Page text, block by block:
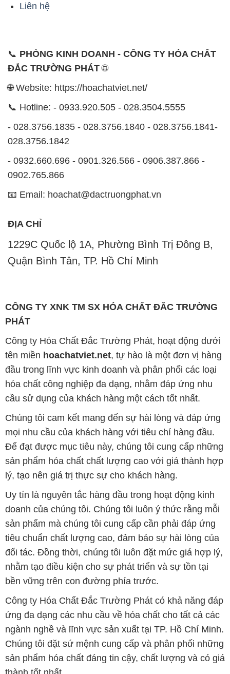
Liên hệ
📞 PHÒNG KINH DOANH - CÔNG TY HÓA CHẤT
ĐẮC TRƯỜNG PHÁT🌐
🌐 Website: https://hoachatviet.net/
📞 Hotline: - 0933.920.505 - 028.3504.5555
- 028.3756.1835 - 028.3756.1840 - 028.3756.1841-
028.3756.1842
- 0932.660.696 - 0901.326.566 - 0906.387.866 -
0902.765.866
📧 Email: hoachat@dactruongphat.vn
ĐỊA CHỈ
1229C Quốc lộ 1A, Phường Bình Trị Đông B,
Quận Bình Tân, TP. Hồ Chí Minh
CÔNG TY XNK TM SX HÓA CHẤT ĐẮC TRƯỜNG
PHÁT
Công ty Hóa Chất Đắc Trường Phát, hoạt động dưới
tên miền hoachatviet.net, tự hào là một đơn vị hàng
đầu trong lĩnh vực kinh doanh và phân phối các loại
hóa chất công nghiệp đa dạng, nhằm đáp ứng nhu
cầu sử dụng của khách hàng một cách tốt nhất.
Chúng tôi cam kết mang đến sự hài lòng và đáp ứng
mọi nhu cầu của khách hàng với tiêu chí hàng đầu.
Để đạt được mục tiêu này, chúng tôi cung cấp những
sản phẩm hóa chất chất lượng cao với giá thành hợp
lý, tạo nên giá trị thực sự cho khách hàng.
Uy tín là nguyên tắc hàng đầu trong hoạt động kinh
doanh của chúng tôi. Chúng tôi luôn ý thức rằng mỗi
sản phẩm mà chúng tôi cung cấp cần phải đáp ứng
tiêu chuẩn chất lượng cao, đảm bảo sự hài lòng của
đối tác. Đồng thời, chúng tôi luôn đặt mức giá hợp lý,
nhằm tạo điều kiện cho sự phát triển và sự tồn tại
bền vững trên con đường phía trước.
Công ty Hóa Chất Đắc Trường Phát có khả năng đáp
ứng đa dạng các nhu cầu về hóa chất cho tất cả các
ngành nghề và lĩnh vực sản xuất tại TP. Hồ Chí Minh.
Chúng tôi đặt sứ mệnh cung cấp và phân phối những
sản phẩm hóa chất đáng tin cậy, chất lượng và có giá